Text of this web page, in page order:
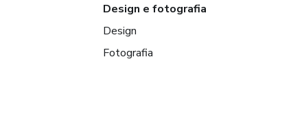
Design e fotografia
Design
Fotografia